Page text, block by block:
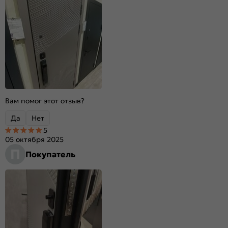
Вам помог этот отзыв?
Да
Нет
Покупатель
05 октября 2025
5